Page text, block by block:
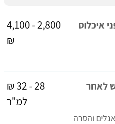
2,800 - 4,100
₪
לאחר
והסרה
28 - 32 ₪
למ"ר